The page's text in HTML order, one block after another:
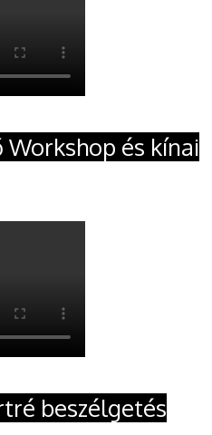
Workshop és kínai
beszélgetés